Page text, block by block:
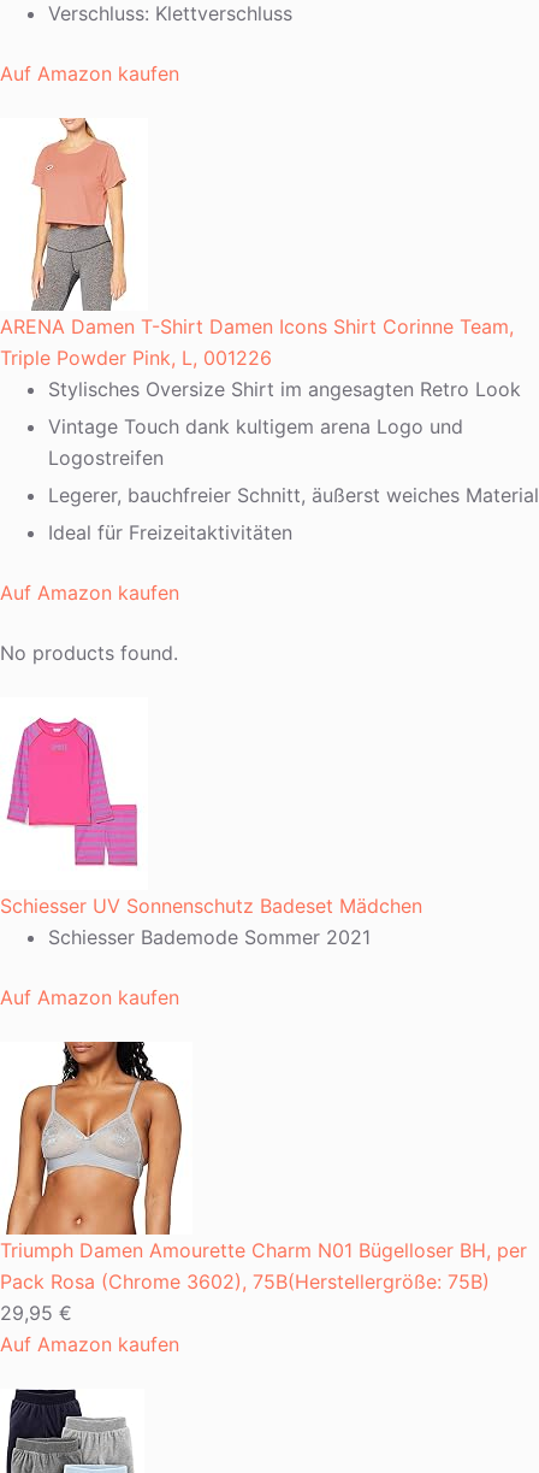
Verschluss: Klettverschluss
Auf Amazon kaufen
ARENA Damen T-Shirt Damen Icons Shirt Corinne Team,
Triple Powder Pink, L, 001226
Stylisches Oversize Shirt im angesagten Retro Look
Vintage Touch dank kultigem arena Logo und
Logostreifen
Legerer, bauchfreier Schnitt, äußerst weiches Material
Ideal für Freizeitaktivitäten
Auf Amazon kaufen
No products found.
Schiesser UV Sonnenschutz Badeset Mädchen
Schiesser Bademode Sommer 2021
Auf Amazon kaufen
Triumph Damen Amourette Charm N01 Bügelloser BH, per
Pack Rosa (Chrome 3602), 75B(Herstellergröße: 75B)
29,95 €
Auf Amazon kaufen